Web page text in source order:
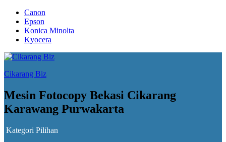
Canon
Epson
Konica Minolta
Kyocera
Cikarang Biz
Mesin Fotocopy Bekasi Cikarang
Karawang Purwakarta
Kategori Pilihan